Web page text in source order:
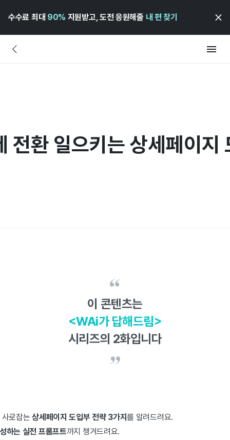
수수료 최대 90% 지원받고, 도전 응원해줄 내 편 찾기
환 일으키는 상세페이지
이 콘텐츠는
<WAi가 답해드림>
시리즈의 2화입니다
사로잡는상세페이지 도입부 전략 3가지를 알려드려요.
하는 실전 프롬프트까지 챙겨드려요.